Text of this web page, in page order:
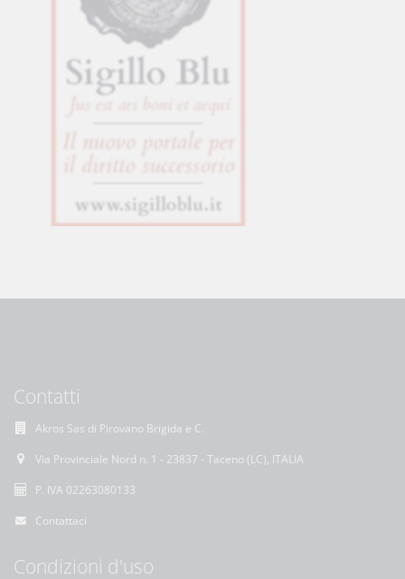
Contatti
Akros Sas di Pirovano Brigida e C.
Via Provinciale Nord n. 1 - 23837 - Taceno (LC), ITALIA
P. IVA 02263080133
Contattaci
Condizioni d'uso